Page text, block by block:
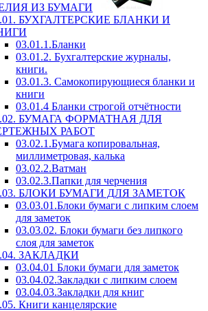
ИЗ БУМАГИ
БУХГАЛТЕРСКИЕ БЛАНКИ И
03.01.1.Бланки
03.01.2. Бухгалтерские журналы,
книги.
03.01.3. Самокопирующиеся бланки и
книги
03.01.4 Бланки строгой отчётности
БУМАГА ФОРМАТНАЯ ДЛЯ
РАБОТ
03.02.1.Бумага копировальная,
миллиметровая, калька
03.02.2.Ватман
03.02.3.Папки для черчения
БЛОКИ БУМАГИ ДЛЯ ЗАМЕТОК
03.03.01.Блоки бумаги с липким слоем
для заметок
03.03.02. Блоки бумаги без липкого
слоя для заметок
ЗАКЛАДКИ
03.04.01 Блоки бумаги для заметок
03.04.02.Закладки с липким слоем
03.04.03.Закладки для книг
Книги канцелярские